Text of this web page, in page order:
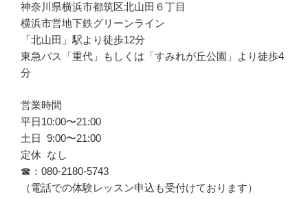
神奈川県横浜市都筑区北山田６丁目
横浜市営地下鉄グリーンライン
「北山田」駅より徒歩12分
東急バス「重代」もしくは「すみれが丘公園」より徒歩4
分
営業時間
平日10:00〜21:00
土日 9:00〜21:00
定休 なし
☎︎：080-2180-5743
（電話での体験レッスン申込も受付けております）